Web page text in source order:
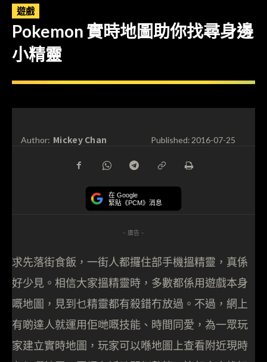
遊戲
Pokemon 實時地圖助你找尋身邊
小精靈
Author: Mickey Chan Published:2016-07-25
在 Google
緊貼《PCM》消息
- 廣告 -
求先落街食飯，一街人都攞住部手機搵精靈，真係
好少見。相信大家搵精靈時，多數都係用遊戲本身
嘅地圖，見到乜精靈都有殺錯冇放過。不過，網上
有啲達人就運用佢哋嘅技能、時間同愛，為一眾玩
家建立實時地圖，玩家可以喺地圖上查看附近現時